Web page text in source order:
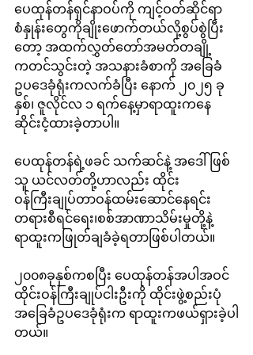
ပေထုန်တန်ရှင်နာဝပ်ကို ကျင့်ဝတ်ဆိုင်ရာ
စံနှုန်းတွေကိုချိုးဖောက်တယ်လို့စွပ်စွဲပြီး
တော့ အထက်လွှတ်တော်အမတ်တချို့
ကတင်သွင်းတဲ့ အသနားခံစာကို အခြေခံ
ဥပဒေခုံရုံးကလက်ခံပြီး နောက် ၂၀၂၅ ခု
နှစ်၊ ဇူလိုင်လ ၁ ရက်နေ့မှာရာထူးကနေ
ဆိုင်းငံ့ထားခဲ့တာပါ။
ပေထုန်တန်ရဲ့ဖခင် သက်ဆင်နဲ့ အဒေါ်ဖြစ်
သူ ယင်လတ်တို့ဟာလည်း ထိုင်း
ဝန်ကြီးချုပ်တာဝန်ထမ်းဆောင်နေရင်း
တရားစီရင်ရေး၊စစ်အာဏာသိမ်းမှုတို့နဲ့
ရာထူးကဖြုတ်ချခံခဲ့ရတာဖြစ်ပါတယ်။
၂၀၀၈ခုနှစ်ကစပြီး ပေထုန်တန်အပါအဝင်
ထိုင်းဝန်ကြီးချုပ်ငါးဦးကို ထိုင်းဖွဲ့စည်းပုံ
အခြေခံဥပဒေခုံရုံးက ရာထူးကဖယ်ရှားခဲ့ပါ
တယ်။